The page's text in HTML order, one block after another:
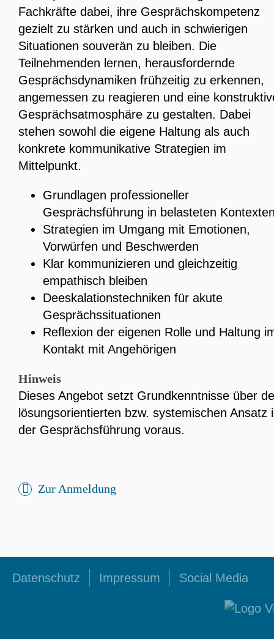
Fachkräfte dabei, ihre Gesprächskompetenz
gezielt zu stärken und auch in schwierigen
Situationen souverän zu bleiben. Die
Teilnehmenden lernen, herausfordernde
Gesprächsdynamiken frühzeitig zu erkennen,
angemessen zu reagieren und eine
Gesprächsatmosphäre zu gestalten. Dabei
stehen sowohl die eigene Haltung als auch
konkrete kommunikative Strategien im
Mittelpunkt.
Grundlagen professioneller
Gesprächsführung in belasteten
Strategien im Umgang mit Emotionen,
Vorwürfen und Beschwerden
Klar kommunizieren und gleichzeitig
empathisch bleiben
Deeskalationstechniken für akute
Gesprächssituationen
Reflexion der eigenen Rolle und Haltung
Kontakt mit Angehörigen
Hinweis
Dieses Angebot setzt Grundkenntnisse über
lösungsorientierten bzw. systemischen Ansatz
der Gesprächsführung voraus.
Zur Anmeldung
Datenschutz Impressum Social Media